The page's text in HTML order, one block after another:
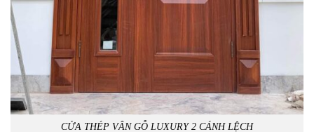
CỬA THÉP VÂN GỖ LUXURY 2 CÁNH LỆCH